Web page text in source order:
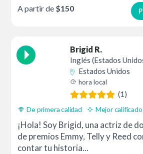
A partir de $150
Brigid R.
Inglés (Estados
Estados Unidos
hora local
(1)
De primera calidad Mejor
¡Hola! Soy Brigid, una actriz de
de premios Emmy, Telly y Reed
contar tu historia...